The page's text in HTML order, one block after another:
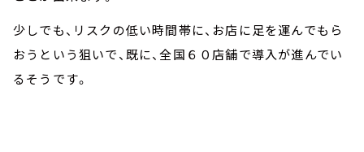
少しでも、リスクの低い時間帯に、お店に足を運んでもら
おうという狙いで、既に、全国６０店舗で導入が進んでい
るそうです。